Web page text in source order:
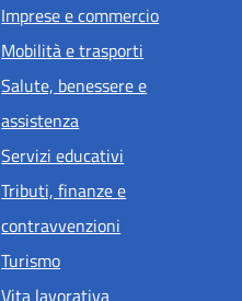
Imprese e commercio
Mobilità e trasporti
Salute, benessere e
assistenza
Servizi educativi
Tributi, finanze e
contravvenzioni
Turismo
Vita lavorativa